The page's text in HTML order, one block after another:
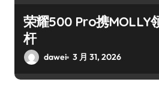
荣耀500 Pro携MOLLY
杆
dawei 3 月 31, 2026